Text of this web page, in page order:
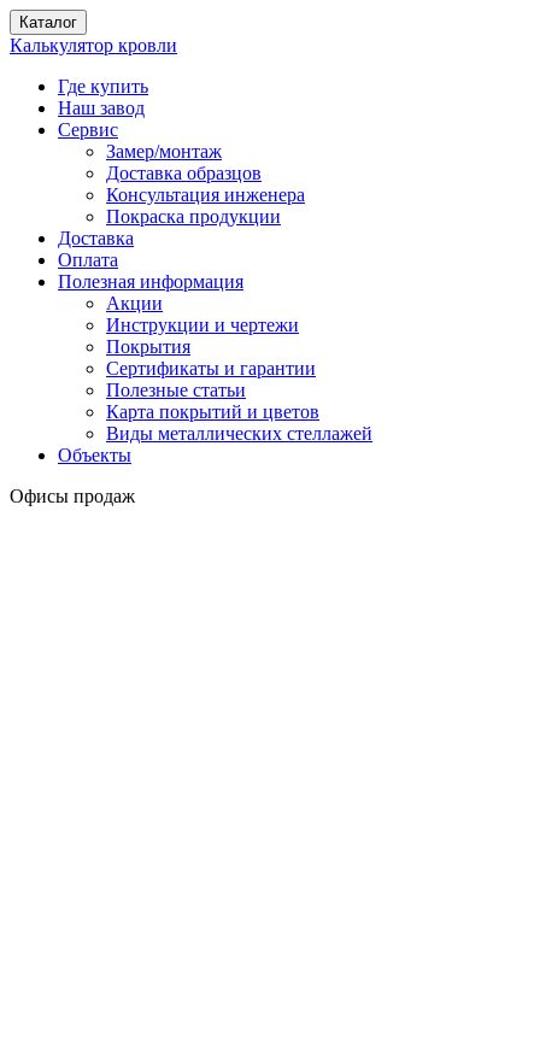
Каталог
Калькулятор кровли
Где купить
Наш завод
Сервис
Замер/монтаж
Доставка образцов
Консультация инженера
Покраска продукции
Доставка
Оплата
Полезная информация
Акции
Инструкции и чертежи
Покрытия
Сертификаты и гарантии
Полезные статьи
Карта покрытий и цветов
Виды металлических стеллажей
Объекты
Офисы продаж